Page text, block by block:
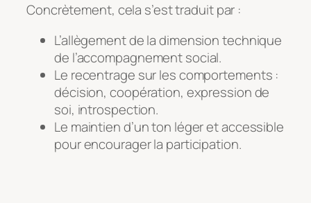
Concrètement, cela s’est traduit par :
L’allègement de la dimension technique
de l’accompagnement social.
Le recentrage sur les comportements :
décision, coopération, expression de
soi, introspection.
Le maintien d’un ton léger et accessible
pour encourager la participation.